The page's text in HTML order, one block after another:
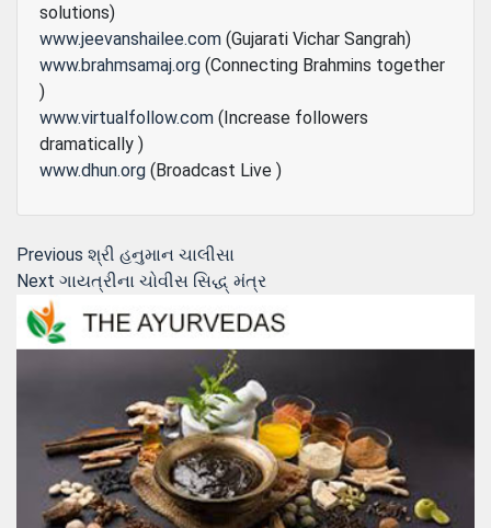
solutions)
www.jeevanshailee.com (Gujarati Vichar Sangrah)
www.brahmsamaj.org (Connecting Brahmins together
)
www.virtualfollow.com (Increase followers
dramatically )
www.dhun.org (Broadcast Live )
Post
navigation
Previous Previous
post:
શ્રી હનુમાન ચાલીસા
Next Next
ગાયત્રીના ચોવીસ સિદ્ધ્ મંત્ર